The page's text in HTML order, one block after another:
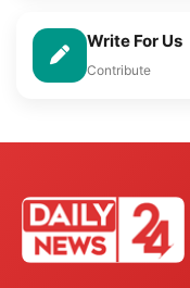
Write For Us
Contribute